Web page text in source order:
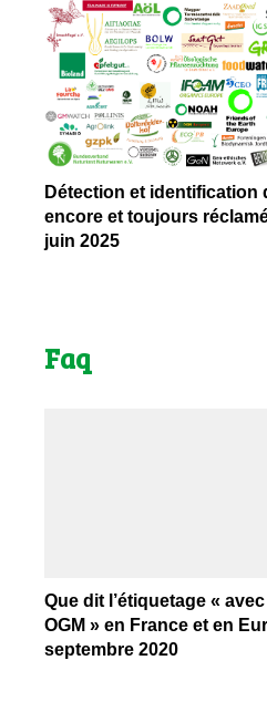
Détection et identification
encore et toujours
juin 2025
Faq
Que dit l’étiquetage «
OGM » en France et en
septembre 2020